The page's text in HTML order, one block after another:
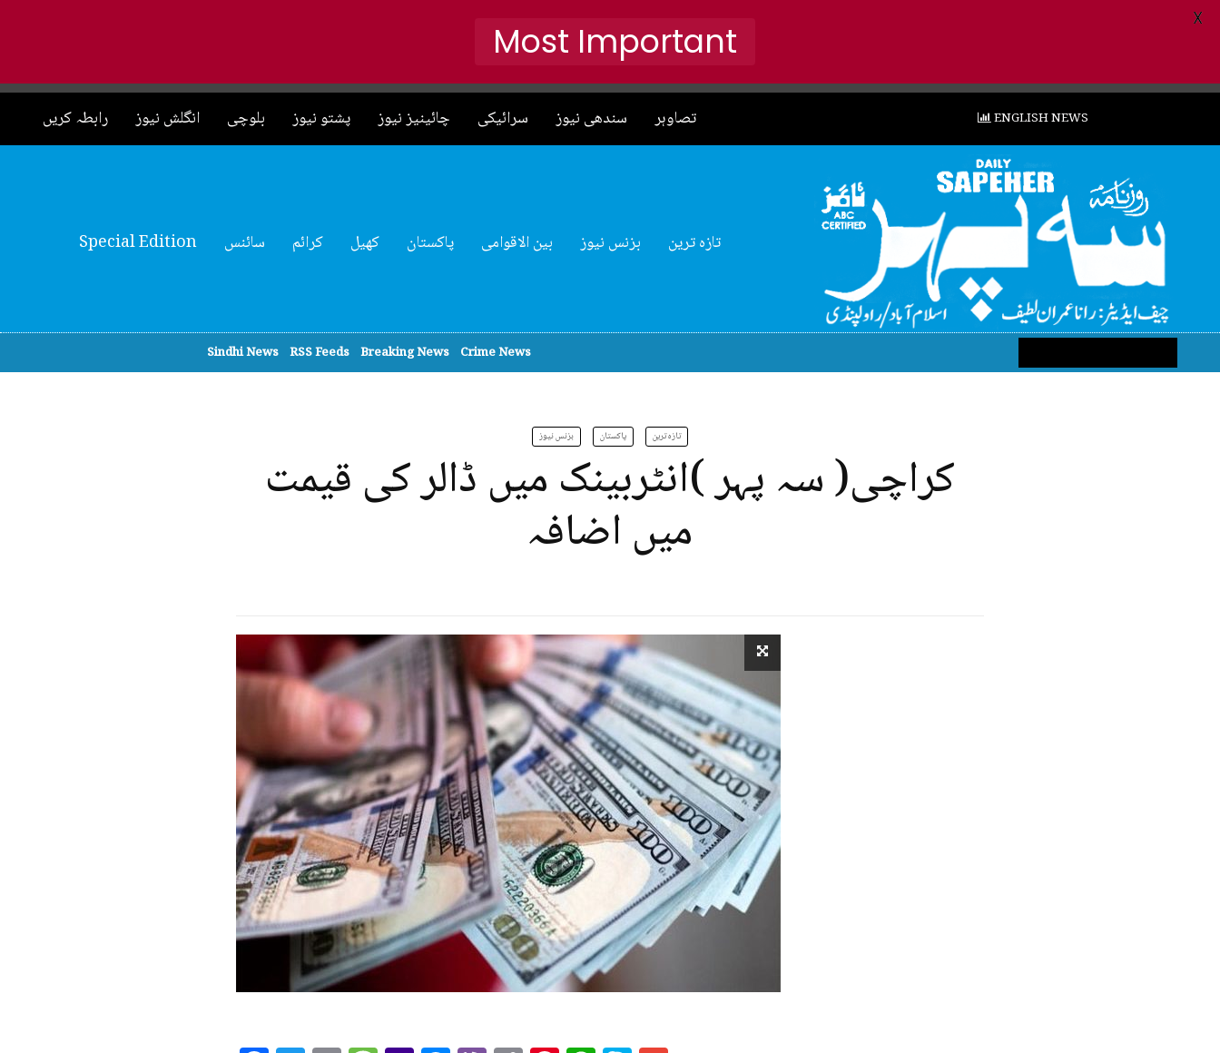
رابطہ کریں انگلش نیوز بلوچی پشتو نیوز چائینیز نیوز سرائیکی سندھی نیوز تصاوہر ENGLISH NEWS
Special Edition سائنس کرائم کھیل پاکستان بین الاقوامی بزنس نیوز تازہ ترین
Sindhi News RSS Feeds Breaking News Crime News
بزنس نیوز پاکستان تازہ ترین
کراچی( سہ پہر )انٹربینک میں ڈالر کی قیمت
میں اضافہ
Most Important
X